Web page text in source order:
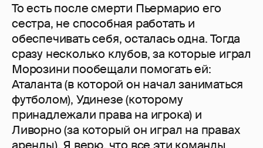
То есть после смерти Пьермарио его
сестра, не способная работать и
обеспечивать себя, осталась одна. Тогда
сразу несколько клубов, за которые играл
Морозини пообещали помогать ей:
Аталанта (в которой он начал заниматься
футболом), Удинезе (которому
принадлежали права на игрока) и
Ливорно (за который он играл на правах